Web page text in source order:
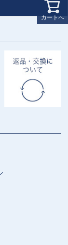
カートへ